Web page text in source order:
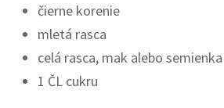
čierne korenie
mletá rasca
celá rasca, mak alebo
1 ČL cukru